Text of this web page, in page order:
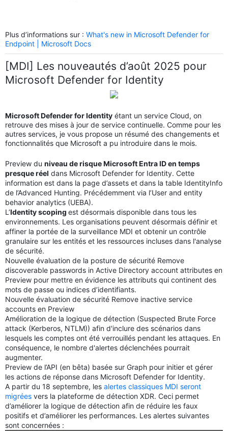
Plus d’informations sur : What's new in Microsoft Defender for
Endpoint | Microsoft Docs
[MDI] Les nouveautés d’août 2025 pour
Microsoft Defender for Identity
Microsoft Defender for Identity étant un service Cloud, on
retrouve des mises à jour de service continuelle. Comme pour les
autres services, je vous propose un résumé des changements et
fonctionnalités que Microsoft a pu introduire dans le mois.
Preview du niveau de risque Microsoft Entra ID en temps
presque réel dans Microsoft Defender for Identity. Cette
information est dans la page d’assets et dans la table IdentityInfo
de l’Advanced Hunting. Précédemment via l’User and entity
behavior analytics (UEBA).
L’Identity scoping est désormais disponible dans tous les
environnements. Les organisations peuvent désormais définir et
affiner la portée de la surveillance MDI et obtenir un contrôle
granulaire sur les entités et les ressources incluses dans l'analyse
de sécurité.
Nouvelle évaluation de la posture de sécurité Remove
discoverable passwords in Active Directory account attributes en
Preview pour mettre en évidence les attributs qui continent des
mots de passe ou indices d’identifiants.
Nouvelle évaluation de sécurité Remove inactive service
accounts en Preview
Amélioration de la logique de détection (Suspected Brute Force
attack (Kerberos, NTLM)) afin d'inclure des scénarios dans
lesquels les comptes ont été verrouillés pendant les attaques. En
conséquence, le nombre d'alertes déclenchées pourrait
augmenter.
Preview de l’API (en bêta) basée sur Graph pour initier et gérer
les actions de réponse dans Microsoft Defender for Identity.
A partir du 18 septembre, les alertes classiques MDI seront
migrées vers la plateforme de détection XDR. Ceci permet
d’améliorer la logique de détection afin de réduire les faux
positifs et d’améliorer les performances. Les alertes suivantes
sont concernées :